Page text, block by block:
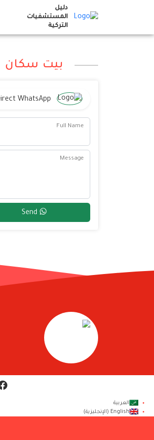
دليل
المستشفيات
التركية
بيت سكان
Full Name
Message
العربية
English
(الإنجليزية)